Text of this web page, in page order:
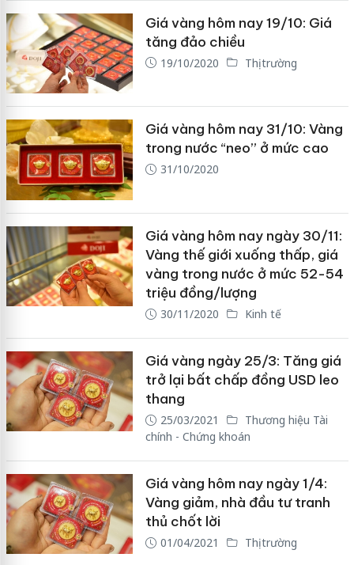
Giá vàng hôm nay 19/10: Giá
tăng đảo chiều
19/10/2020 Thị trường
Giá vàng hôm nay 31/10: Vàng
trong nước “neo” ở mức cao
31/10/2020
Giá vàng hôm nay ngày 30/11:
Vàng thế giới xuống thấp, giá
vàng trong nước ở mức 52-54
triệu đồng/lượng
30/11/2020 Kinh tế
Giá vàng ngày 25/3: Tăng giá
trở lại bất chấp đồng USD leo
thang
25/03/2021
Thương hiệu Tài
chính - Chứng khoán
Giá vàng hôm nay ngày 1/4:
Vàng giảm, nhà đầu tư tranh
thủ chốt lời
01/04/2021 Thị trường